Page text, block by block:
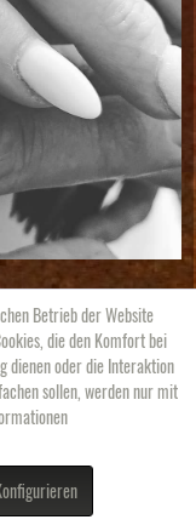
Gane-Ringe viele
Geschichte.
Betrieb der Website
die den Komfort bei
dienen oder die Interaktion
sollen, werden nur mit